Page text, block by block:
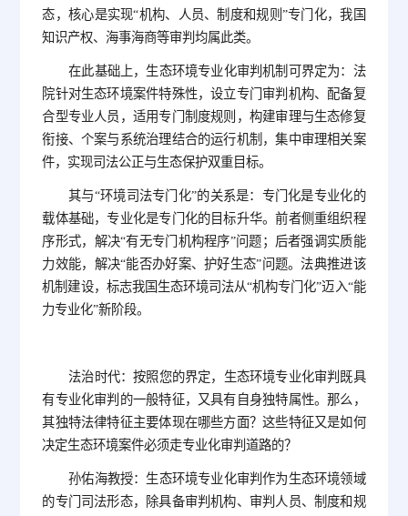
态，核心是实现“机构、人员、制度和规则”专门化，我国
知识产权、海事海商等审判均属此类。
在此基础上，生态环境专业化审判机制可界定为：法
院针对生态环境案件特殊性，设立专门审判机构、配备复
合型专业人员，适用专门制度规则，构建审理与生态修复
衔接、个案与系统治理结合的运行机制，集中审理相关案
件，实现司法公正与生态保护双重目标。
其与“环境司法专门化”的关系是：专门化是专业化的
载体基础，专业化是专门化的目标升华。前者侧重组织程
序形式，解决“有无专门机构程序”问题；后者强调实质能
力效能，解决“能否办好案、护好生态”问题。法典推进该
机制建设，标志我国生态环境司法从“机构专门化”迈入“能
力专业化”新阶段。
法治时代：按照您的界定，生态环境专业化审判既具
有专业化审判的一般特征，又具有自身独特属性。那么，
其独特法律特征主要体现在哪些方面？这些特征又是如何
决定生态环境案件必须走专业化审判道路的？
孙佑海教授：生态环境专业化审判作为生态环境领域
的专门司法形态，除具备审判机构、审判人员、制度和规